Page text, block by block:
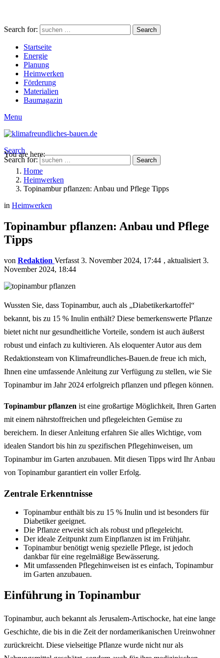
Search for: Search
Startseite
Energie
Planung
Heimwerken
Förderung
Materialien
Baumagazin
Menu
Search
Search for:
Search
You are here:
Home
Heimwerken
Topinambur pflanzen: Anbau und Pflege Tipps
in Heimwerken
Topinambur pflanzen: Anbau und Pflege
Tipps
von Redaktion 3. November 2024, 17:44 aktualisiert 3.
November 2024, 18:44
Wussten Sie, dass Topinambur, auch als „Diabetikerkartoffel“
bekannt, bis zu 15 % Inulin enthält? Diese bemerkenswerte Pflanze
bietet nicht nur gesundheitliche Vorteile, sondern ist auch äußerst
robust und einfach zu kultivieren. Als eloquenter Autor aus dem
Redaktionsteam von Klimafreundliches-Bauen.de freue ich mich,
Ihnen eine umfassende Anleitung zur Verfügung zu stellen, wie Sie
Topinambur im Jahr 2024 erfolgreich pflanzen und pflegen können.
Topinambur pflanzen ist eine großartige Möglichkeit, Ihren Garten
mit einem nährstoffreichen und pflegeleichten Gemüse zu
bereichern. In dieser Anleitung erfahren Sie alles Wichtige, vom
idealen Standort bis hin zu spezifischen Pflegehinweisen, um
Topinambur im Garten anzubauen. Mit diesen Tipps wird Ihr Anbau
von Topinambur garantiert ein voller Erfolg.
Zentrale Erkenntnisse
Topinambur enthält bis zu 15 % Inulin und ist besonders für
Diabetiker geeignet.
Die Pflanze erweist sich als robust und pflegeleicht.
Der ideale Zeitpunkt zum Einpflanzen ist im Frühjahr.
Topinambur benötigt wenig spezielle Pflege, ist jedoch
dankbar für eine regelmäßige Bewässerung.
Mit umfassenden Pflegehinweisen ist es einfach, Topinambur
im Garten anzubauen.
Einführung in Topinambur
Topinambur, auch bekannt als Jerusalem-Artischocke, hat eine lange
Geschichte, die bis in die Zeit der nordamerikanischen Ureinwohner
zurückreicht. Diese vielseitige Pflanze wurde nicht nur als